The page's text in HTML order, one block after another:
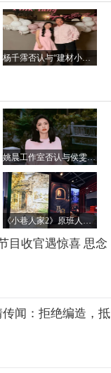
杨千霈否认与“建材小开”恋情：只是普通朋友
姚晨工作室否认与侯雯元恋情传闻：纯属虚构，呼吁理性看待
目收官遇惊喜 思念
闻：拒绝编造，抵